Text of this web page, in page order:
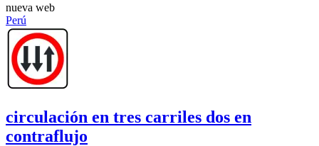
nueva web
Perú
circulación en tres carriles dos en
contraflujo